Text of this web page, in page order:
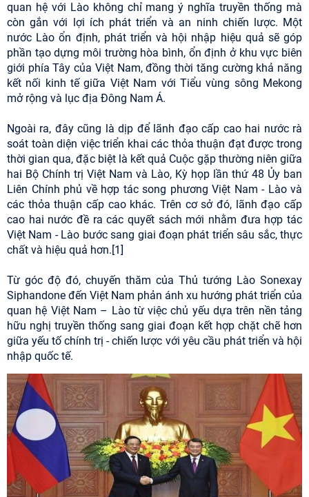
quan hệ với Lào không chỉ mang ý nghĩa truyền thống mà
còn gắn với lợi ích phát triển và an ninh chiến lược. Một
nước Lào ổn định, phát triển và hội nhập hiệu quả sẽ góp
phần tạo dựng môi trường hòa bình, ổn định ở khu vực biên
giới phía Tây của Việt Nam, đồng thời tăng cường khả năng
kết nối kinh tế giữa Việt Nam với Tiểu vùng sông Mekong
mở rộng và lục địa Đông Nam Á.
Ngoài ra, đây cũng là dịp để lãnh đạo cấp cao hai nước rà
soát toàn diện việc triển khai các thỏa thuận đạt được trong
thời gian qua, đặc biệt là kết quả Cuộc gặp thường niên giữa
hai Bộ Chính trị Việt Nam và Lào, Kỳ họp lần thứ 48 Ủy ban
Liên Chính phủ về hợp tác song phương Việt Nam - Lào và
các thỏa thuận cấp cao khác. Trên cơ sở đó, lãnh đạo cấp
cao hai nước đề ra các quyết sách mới nhằm đưa hợp tác
Việt Nam - Lào bước sang giai đoạn phát triển sâu sắc, thực
chất và hiệu quả hơn.[1]
Từ góc độ đó, chuyến thăm của Thủ tướng Lào Sonexay
Siphandone đến Việt Nam phản ánh xu hướng phát triển của
quan hệ Việt Nam – Lào từ việc chủ yếu dựa trên nền tảng
hữu nghị truyền thống sang giai đoạn kết hợp chặt chẽ hơn
giữa yếu tố chính trị - chiến lược với yêu cầu phát triển và hội
nhập quốc tế.